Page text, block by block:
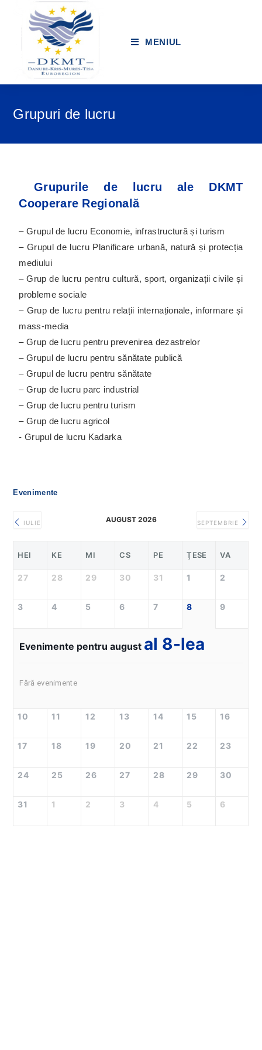
MENIUL
Grupuri de lucru
Grupurile de lucru ale DKMT
Cooperare Regională
– Grupul de lucru Economie, infrastructură și turism
– Grupul de lucru Planificare urbană, natură și protecția
mediului
– Grup de lucru pentru cultură, sport, organizații civile și
probleme sociale
– Grup de lucru pentru relații internaționale, informare și
mass-media
– Grup de lucru pentru prevenirea dezastrelor
– Grupul de lucru pentru sănătate publică
– Grupul de lucru pentru sănătate
– Grup de lucru parc industrial
– Grup de lucru pentru turism
– Grup de lucru agricol
- Grupul de lucru Kadarka
Evenimente
IULIE AUGUST 2026 SEPTEMBRIE
HEI KE MI CS PE ŢESE VA
27 28 29 30 31 1 2
3 4 5 6 7 8 9
Evenimente pentru august al 8-lea
Fără evenimente
10 11 12 13 14 15 16
17 18 19 20 21 22 23
24 25 26 27 28 29 30
31 1 2 3 4 5 6